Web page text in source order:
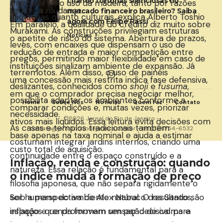
marcada pelo uso da madeira, tanto por razões
climáticas quanto culturais, explica Alberto Toshio
Murakami. As construções privilegiam estruturas
leves, com encaixes que dispensam o uso de
pregos, permitindo maior flexibilidade em caso de
terremotos. Além disso, o uso de painéis
deslizantes, conhecidos comoshojiefusuma,
possibilita adaptar os ambientes conforme a
necessidade.
As casas e templos tradicionais também
costumam integrar jardins internos, criando uma
continuidade entre o espaço construído e a
natureza. Essa relação é fundamental para a
filosofia japonesa, que não separa rigidamente o
ser humano do ambiente natural. O resultado são
espaços que promovem sensação de calma e
refletir a mudança.
Em paralelo, a qualidade do crédito diz muito sobre
o apetite de risco do sistema. Abertura de prazos,
redução de entrada e maior competição entre
instituições sinalizam ambiente de expansão. Já
uma concessão mais restrita indica fase defensiva,
em que o comprador precisa negociar melhor,
comparar condições e, muitas vezes, priorizar
ativos mais líquidos. Essa leitura evita decisões com
base apenas na taxa nominal e ajuda a estimar
custo total de aquisição.
Inflação, renda e construção: quando
o índice muda a formação de preço
Sob a perspectiva de Alex Nabuco dos Santos,
inflação e renda formam um par decisivo para
mercado financeiro brasileiro? Saiba
agora com Felipe Rassi
Notícias
©2026 Jornal do Rio de Janeiro -
contato@jornaldoriodejaneiro.com.br- tel.(11)91754-6532
Home Sobre Nós Notícias Quem Faz Contato